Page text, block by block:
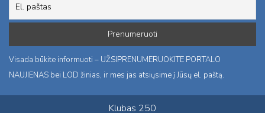
Visada būkite informuoti – UŽSIPRENUMERUOKITE PORTALO
NAUJIENAS bei LOD žinias, ir mes jas atsiųsime į Jūsų el. paštą.
Klubas 250